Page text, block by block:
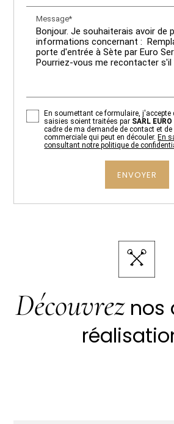
Message*
En soumettant ce formulaire,
saisies soient traitées par SARL
cadre de ma demande de contact et
commerciale qui peut en découler. En
consultant notre politique de
Découvreznos